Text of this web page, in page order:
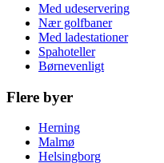
Med udeservering
Nær golfbaner
Med ladestationer
Spahoteller
Børnevenligt
Flere byer
Herning
Malmø
Helsingborg